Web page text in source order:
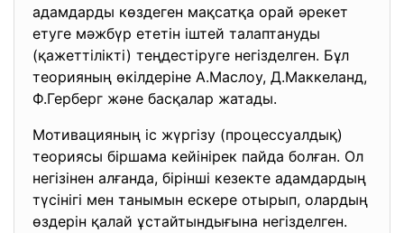
адамдарды көздеген мақсатқа орай әрекет
етуге мәжбүр ететін іштей талаптануды
(қажеттілікті) теңдестіруге негізделген. Бұл
теорияның өкілдеріне А.Маслоу, Д.Маккеланд,
Ф.Герберг және басқалар жатады.
Мотивацияның іс жүргізу (процессуалдық)
теориясы біршама кейінірек пайда болған. Ол
негізінен алғанда, бірінші кезекте адамдардың
түсінігі мен танымын ескере отырып, олардың
өздерін қалай ұстайтындығына негізделген.